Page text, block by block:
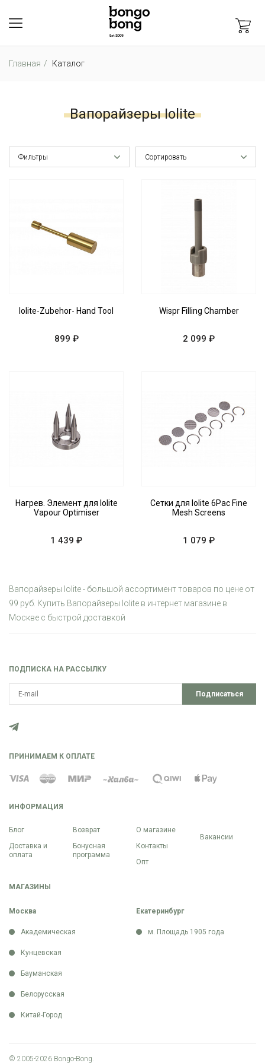
Главная Каталог
Вапорайзеры Iolite
Фильтры Сортировать
Iolite-Zubehor- Hand Tool
899 ₽
Wispr Filling Chamber
2 099 ₽
Нагрев. Элемент для Iolite
Vapour Optimiser
1 439 ₽
Сетки для Iolite 6Pac Fine
Mesh Screens
1 079 ₽
Вапорайзеры Iolite - большой ассортимент товаров по цене от
99 руб. Купить Вапорайзеры Iolite в интернет магазине в
Москве с быстрой доставкой
ИНФОРМАЦИЯ
Блог
Доставка и
оплата
Возврат
Бонусная
программа
О магазине
Контакты
Опт
Вакансии
МАГАЗИНЫ
Москва
Академическая
Кунцевская
Бауманская
Белорусская
Китай-Город
Екатеринбург
м. Площадь 1905 года
ПОДПИСКА НА РАССЫЛКУ
Подписаться
ПРИНИМАЕМ К ОПЛАТЕ
© 2005-2026 Bongo-Bong.